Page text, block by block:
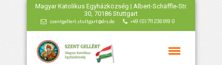
Magyar Katolikus Egyházközség | Albert-Schäffle-Str.
30, 70186 Stuttgart
szentgellert.stuttgart@drs.de +49 (0) 711 236 919 0